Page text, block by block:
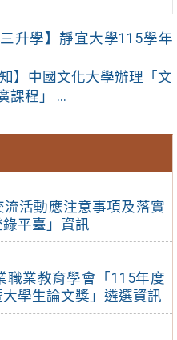
活動應注意事項及落實
平臺」資訊
職業教育學會「115年度
學生論文獎」遴選資訊
三升學】靜宜大學115學年
知】中國文化大學辦理「文
課程」 ...